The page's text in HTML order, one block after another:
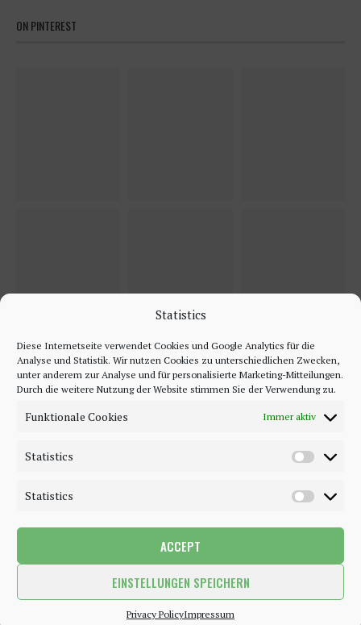
Statistics
Diese Internetseite verwendet Cookies und Google Analytics für die
Analyse und Statistik. Wir nutzen Cookies zu unterschiedlichen Zwecken,
unter anderem zur Analyse und für personalisierte Marketing-Mitteilungen.
Durch die weitere Nutzung der Website stimmen Sie der Verwendung zu.
Funktionale Cookies Immer aktiv
Statistics
Statistics
ACCEPT
EINSTELLUNGEN SPEICHERN
Privacy PolicyImpressum
ON PINTEREST
©2018 - 2020 - Be-Sparkling. All Rights Reserved.
BACK TO TOP